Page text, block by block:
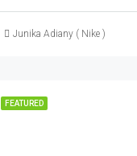
Junika Adiany ( Nike )
FEATURED